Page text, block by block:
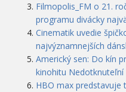
Filmopolis_FM o 21.
programu divácky
Cinematik uvedie
najvýznamnejších
Americký sen: Do kín
kinohitu Nedotknuteľní
HBO max predstavuje